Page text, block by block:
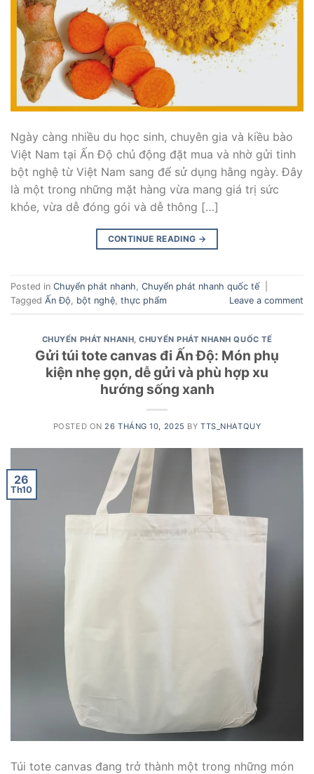
Ngày càng nhiều du học sinh, chuyên gia và kiều bào
Việt Nam tại Ấn Độ chủ động đặt mua và nhờ gửi tinh
bột nghệ từ Việt Nam sang để sử dụng hằng ngày. Đây
là một trong những mặt hàng vừa mang giá trị sức
khỏe, vừa dễ đóng gói và dễ thông […]
CONTINUE READING →
Posted in Chuyển phát nhanh, Chuyển phát nhanh quốc tế
Tagged Ấn Độ, bột nghệ, thực phẩm Leave a comment
CHUYỂN PHÁT NHANH,CHUYỂN PHÁT NHANH QUỐC TẾ
Gửi túi tote canvas đi Ấn Độ: Món phụ
kiện nhẹ gọn, dễ gửi và phù hợp xu
hướng sống xanh
POSTED ON26 THÁNG 10, 2025 BYTTS_NHATQUY
26
Th10
Túi tote canvas đang trở thành một trong những món